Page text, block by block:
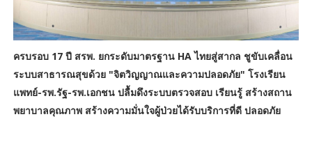
ครบรอบ 17 ปี สรพ. ยกระดับมาตรฐาน HA ไทยสู่สากล ชูขับเคลื่อน
ระบบสาธารณสุขด้วย "จิตวิญญาณและความปลอดภัย" โรงเรียน
แพทย์-รพ.รัฐ-รพ.เอกชน ปลื้มดึงระบบตรวจสอบ เรียนรู้ สร้างสถาน
พยาบาลคุณภาพ สร้างความมั่นใจผู้ป่วยได้รับบริการที่ดี ปลอดภัย